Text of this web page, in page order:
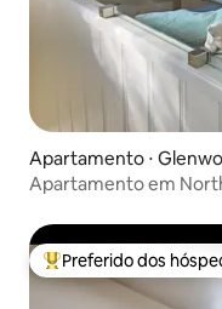
Apartamento ⋅
Apartamento em
Entre os melhores
Preferido dos